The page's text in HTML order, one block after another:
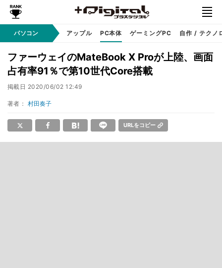
パソコンWindows アップル PC本体 ゲーミングPC 自作 / テクノ
ファーウェイのMateBook X Proが上陸、画面
占有率91％で第10世代Core搭載
掲載日 2020/06/02 12:49
著者： 村田奏子
URLをコピー